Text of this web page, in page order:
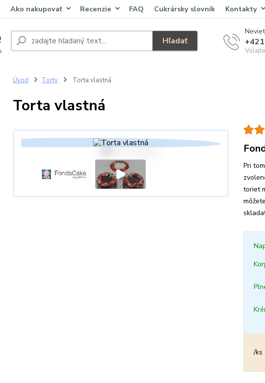
Ako nakupovať Recenzie FAQ Cukrársky slovník Kontakty
Hľadať
Úvod Torty Torta vlastná
Torta vlastná
Pri
toriet
/ks